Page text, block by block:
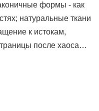
формы - как
натуральные ткани
к истокам,
после хаоса…